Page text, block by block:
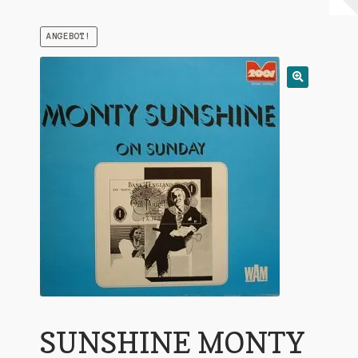
WarenkorbANGEBOT!
SUNSHINE MONTY